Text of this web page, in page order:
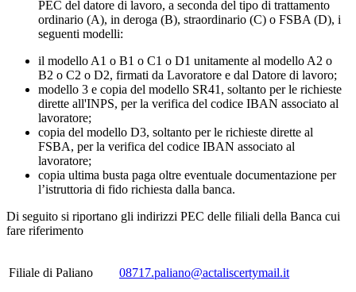
PEC del datore di lavoro, a seconda del tipo di trattamento
ordinario (A), in deroga (B), straordinario (C) o FSBA (D), i
seguenti modelli:
il modello A1 o B1 o C1 o D1 unitamente al modello A2 o
B2 o C2 o D2, firmati da Lavoratore e dal Datore di lavoro;
modello 3 e copia del modello SR41, soltanto per le richieste
dirette all'INPS, per la verifica del codice IBAN associato al
lavoratore;
copia del modello D3, soltanto per le richieste dirette al
FSBA, per la verifica del codice IBAN associato al
lavoratore;
copia ultima busta paga oltre eventuale documentazione per
l’istruttoria di fido richiesta dalla banca.
Di seguito si riportano gli indirizzi PEC delle filiali della Banca cui
fare riferimento
Filiale di Paliano 08717.paliano@actaliscertymail.it